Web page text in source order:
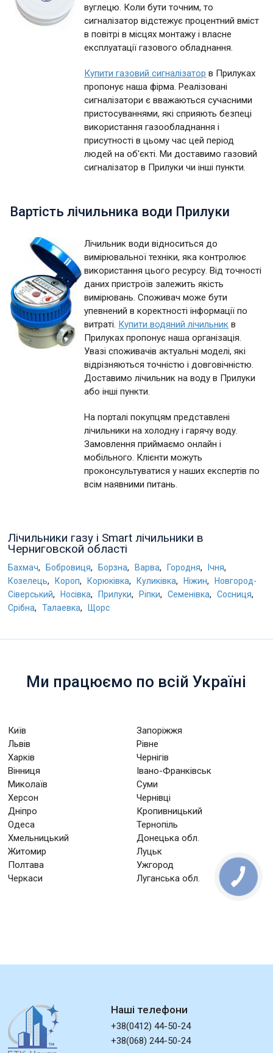
вуглецю. Коли бути точним, то
сигналізатор відстежує процентний вміст
в повітрі в місцях монтажу і власне
експлуатації газового обладнання.
Купити газовий сигналізатор в Прилуках
пропонує наша фірма. Реалізовані
сигналізатори є вважаються сучасними
пристосуваннями, які сприяють безпеці
використання газообладнання і
присутності в цьому час цей період
людей на об'єкті. Ми доставимо газовий
сигналізатор в Прилуки чи інші пункти.
Вартість лічильника води Прилуки
Лічильник води відноситься до
вимірювальної техніки, яка контролює
використання цього ресурсу. Від точності
даних пристроїв залежить якість
вимірювань. Споживач може бути
упевнений в коректності інформації по
витраті. Купити водяний лічильник в
Прилуках пропонує наша організація.
Увазі споживачів актуальні моделі, які
відрізняються точністю і довговічністю.
Доставимо лічильник на воду в Прилуки
або інші пункти.
На порталі покупцям представлені
лічильники на холодну і гарячу воду.
Замовлення приймаємо онлайн і
мобільного. Клієнти можуть
проконсультуватися у наших експертів по
всім наявними питань.
Лічильники газу і Smart лічильники в
Черниговской області
Бахмач, Бобровиця, Борзна, Варва, Городня, Ічня,
Козелець, Короп, Корюківка, Куликівка, Ніжин,
Новгород-
Сіверський, Носівка, Прилуки, Ріпки, Семенівка, Сосниця,
Срібна, Талаевка, Щорс
Ми працюємо по всій Україні
Київ
Запоріжжя
Львів
Рівне
Харків
Чернігів
Вінниця
Івано-Франківськ
Миколаїв
Суми
Херсон
Чернівці
Дніпро
Кропивницький
Одеса
Тернопіль
Хмельницький
Донецька обл.
Житомир
Луцьк
Полтава
Ужгород
Черкаси
Луганська обл.
Наші телефони
+38(0412) 44-50-24
+38(068) 244-50-24